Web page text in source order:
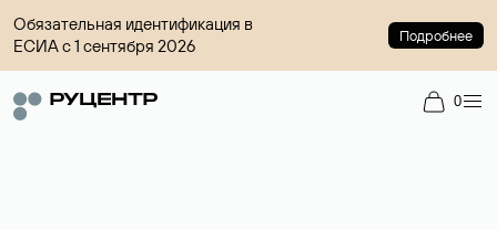
Обязательная идентификация в
ЕСИА с 1 сентября 2026
Подробнее
0